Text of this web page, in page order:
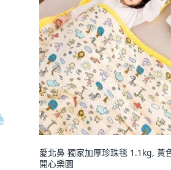
愛北鼻 獨家加厚珍珠毯 1.1kg, 黃
開心樂園